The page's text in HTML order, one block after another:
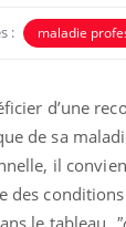
: maladie
d’une
de sa
il
des
Nile : que se
le sud de la
?